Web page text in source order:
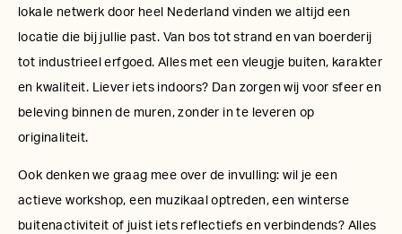
lokale netwerk door heel Nederland vinden we altijd een
locatie die bij jullie past. Van bos tot strand en van boerderij
tot industrieel erfgoed. Alles met een vleugje buiten, karakter
en kwaliteit. Liever iets indoors? Dan zorgen wij voor sfeer en
beleving binnen de muren, zonder in te leveren op
originaliteit.
Ook denken we graag mee over de invulling: wil je een
actieve workshop, een muzikaal optreden, een winterse
buitenactiviteit of juist iets reflectiefs en verbindends? Alles